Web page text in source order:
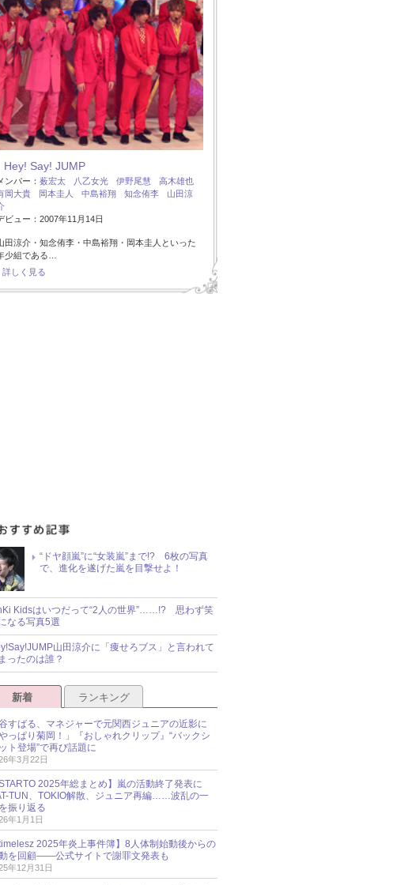
Hey! Say! JUMP
ンバー： 薮宏太 八乙女光 伊野尾慧
高木雄也
岡大貴
岡本圭人 中島裕翔 知念侑李
山田涼
ビュー：2007年11月14日
田涼介・知念侑李・中島裕翔・岡本圭人といった
少組である…
詳しく見る
“ドヤ顔嵐”に“女装嵐”まで!? 6枚の写真
で、進化を遂げた嵐を目撃せよ！
Kidsはいつだって“2人の世界”……!? 思わず笑
なる写真5選
山田涼介に「痩せろブス」と言われて
ったのは誰？
新着 ランキング
すばる、マネジャーで元関西ジュニアの近影に
やっぱり菊岡！」『おしゃれクリップ』“バックシ
ト登場”で再び話題に
年3月22日
STARTO 2025年総まとめ】嵐の活動終了発表に
TUN、TOKIO解散、ジュニア再編……波乱の一
振り返る
年1月1日
timelesz 2025年炎上事件簿】8人体制始動後からの
を回顧――公式サイトで謝罪文発表も
年12月31日